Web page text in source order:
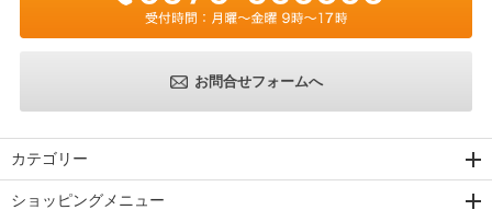
お問合せフォームへ
カテゴリー
ショッピングメニュー